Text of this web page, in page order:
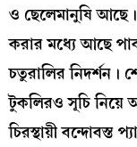
ও ছেলেমানুষি
করার মধ্যে আছে
চতুরালির নিদর্শন।
টুকলিরও সূচি নিয়ে
চিরস্থায়ী বন্দোবস্ত